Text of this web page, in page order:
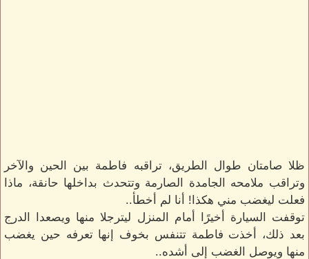
ظلا صامتان طوال الطريق، تراقبه فاطمة بين الحين والآخر
وتراقب ملامحه الجامدة الصارمة وتتحدث بداخلها حانقة، ماذا
فعلت ليغضب مني هكذا! أنا لم أخطأ..
توقفت السيارة أخيرًا أمام المنزل ليترجلا منها ويصعدا الدرج
بعد ذلك، أخذت فاطمة تتنفس بخوف إنها تعرفه حين يغضب
منها ويوصل الغضب إلى أشده..